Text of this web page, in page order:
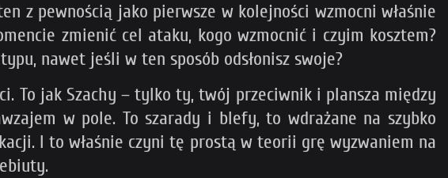
z pewnością jako pierwsze w kolejności wzmocni właśnie
zmienić cel ataku, kogo wzmocnić i czyim kosztem?
nawet jeśli w ten sposób odsłonisz swoje?
To jak Szachy – tylko ty, twój przeciwnik i plansza między
w pole. To szarady i blefy, to wdrażane na szybko
I to właśnie czyni tę prostą w teorii grę wyzwaniem na